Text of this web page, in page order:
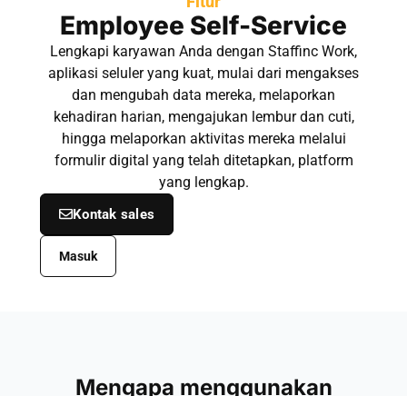
Employee Self-Service
Lengkapi karyawan Anda dengan Staffinc Work,
aplikasi seluler yang kuat, mulai dari mengakses
dan mengubah data mereka, melaporkan
kehadiran harian, mengajukan lembur dan cuti,
hingga melaporkan aktivitas mereka melalui
formulir digital yang telah ditetapkan, platform
yang lengkap.
Kontak sales
Masuk
Mengapa menggunakan